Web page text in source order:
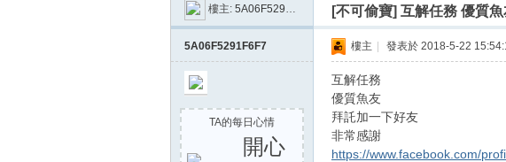
» › ›
樓主: 5A06F5291F6F7 [不可偷寶] 互解任務 優質魚
5A06F5291F6F7
TA的每日心情
開心
樓主 發表於 2018-5-22
互解任務
優質魚友
拜託加一下好友
非常感謝
https://www.facebook.com/